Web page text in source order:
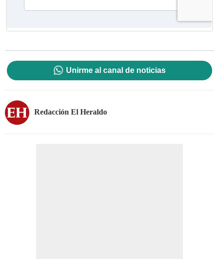
Unirme al canal de noticias
Redacción El Heraldo